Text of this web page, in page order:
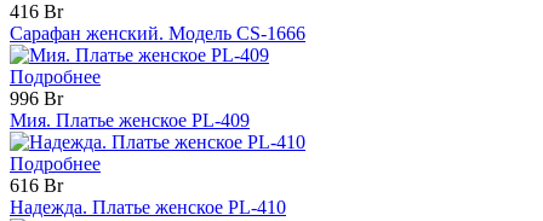
416 Br
Сарафан женский. Модель CS-1666
Подробнее
996 Br
Мия. Платье женское PL-409
Подробнее
616 Br
Надежда. Платье женское PL-410